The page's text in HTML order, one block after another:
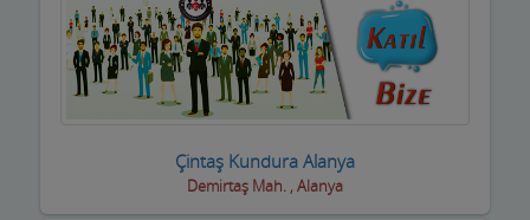
Hububatçılar
Hurdacılar
iç Giyim ve Mayo
ilaçlama FirmalarıÇintaş Kundura Alanya
Demirtaş Mah. , Alanya